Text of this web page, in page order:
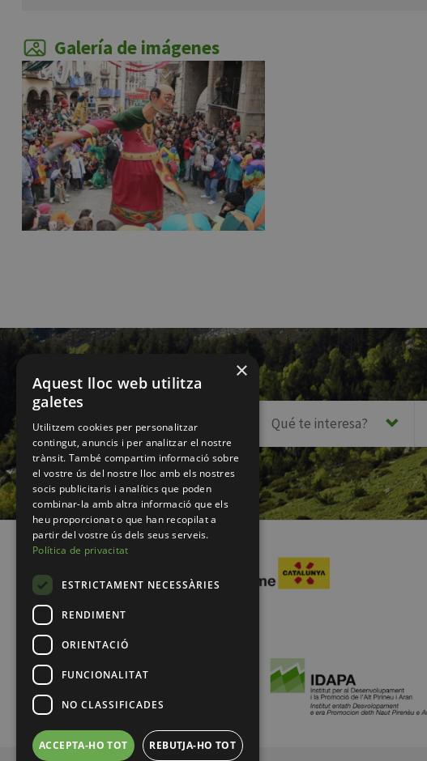
Galería de imágenes
×
Aquest lloc web utilitza
galetes
Utilitzem cookies per personalitzar
contingut, anuncis i per analitzar el nostre
trànsit. També compartim informació sobre
el vostre ús del nostre lloc amb els nostres
socis publicitaris i analítics que poden
combinar-la amb altra informació que els
heu proporcionat o que han recopilat a
partir del vostre ús dels seus serveis.
Política de privacitat
ESTRICTAMENT NECESSÀRIES
RENDIMENT
ORIENTACIÓ
FUNCIONALITAT
NO CLASSIFICADES
ACCEPTA-HO TOT REBUTJA-HO TOT